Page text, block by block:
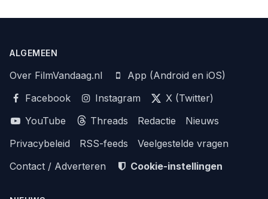
ALGEMEEN
Over FilmVandaag.nl
App (Android en iOS)
Facebook
Instagram
X (Twitter)
YouTube
Threads Redactie
Nieuws
Privacybeleid
RSS-feeds
Veelgestelde vragen
Contact / Adverteren
Cookie-instellingen